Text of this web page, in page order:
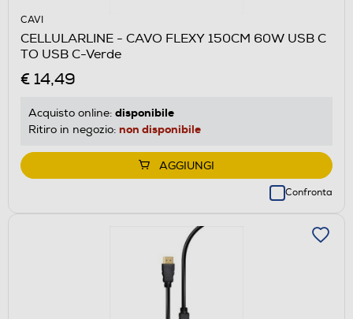
CAVI
CELLULARLINE - CAVO FLEXY 150CM 60W USB C
TO USB C-Verde
€ 14,49
Acquisto online: disponibile
Ritiro in negozio: non disponibile
AGGIUNGI
Confronta